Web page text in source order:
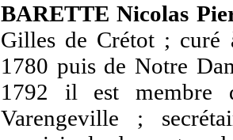
BARETTE Nicolas
Gilles de Crétot ; curé
1780 puis de Notre
1792 il est membre
Varengeville ;